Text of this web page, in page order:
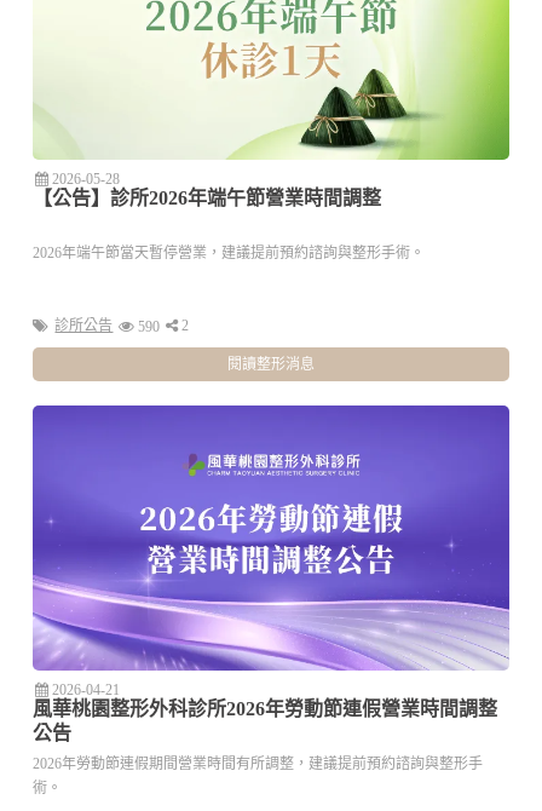
2026-05-28
【公告】診所2026年端午節營業時間調整
2026年端午節當天暫停營業，建議提前預約諮詢與整形手術。
診所公告 590 2
閱讀整形消息
2026-04-21
風華桃園整形外科診所2026年勞動節連假營業時間調整
公告
2026年勞動節連假期間營業時間有所調整，建議提前預約諮詢與整形手
術。